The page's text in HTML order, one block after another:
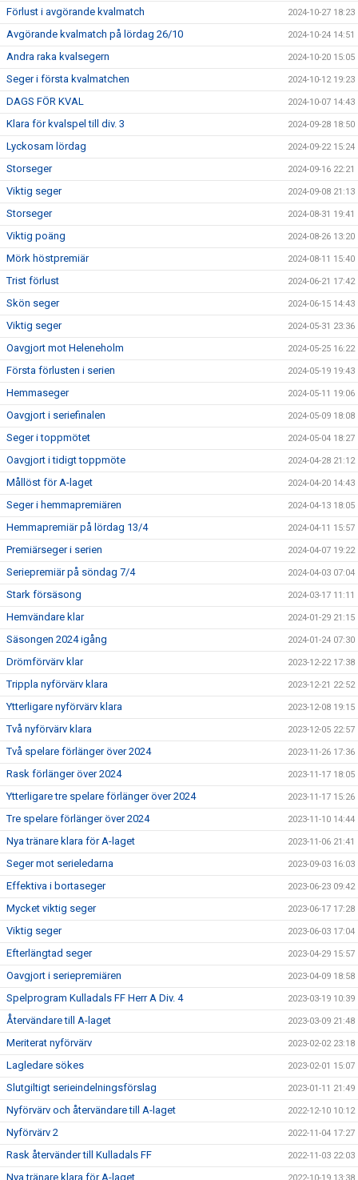
Förlust i avgörande kvalmatch 2024-10-27 18:23
Avgörande kvalmatch på lördag 26/10 2024-10-24 14:51
Andra raka kvalsegern 2024-10-20 15:05
Seger i första kvalmatchen 2024-10-12 19:23
DAGS FÖR KVAL 2024-10-07 14:43
Klara för kvalspel till div. 3 2024-09-28 18:50
Lyckosam lördag 2024-09-22 15:24
Storseger 2024-09-16 22:21
Viktig seger 2024-09-08 21:13
Storseger 2024-08-31 19:41
Viktig poäng 2024-08-26 13:20
Mörk höstpremiär 2024-08-11 15:40
Trist förlust 2024-06-21 17:42
Skön seger 2024-06-15 14:43
Viktig seger 2024-05-31 23:36
Oavgjort mot Heleneholm 2024-05-25 16:22
Första förlusten i serien 2024-05-19 19:43
Hemmaseger 2024-05-11 19:06
Oavgjort i seriefinalen 2024-05-09 18:08
Seger i toppmötet 2024-05-04 18:27
Oavgjort i tidigt toppmöte 2024-04-28 21:12
Mållöst för A-laget 2024-04-20 14:43
Seger i hemmapremiären 2024-04-13 18:05
Hemmapremiär på lördag 13/4 2024-04-11 15:57
Premiärseger i serien 2024-04-07 19:22
Seriepremiär på söndag 7/4 2024-04-03 07:04
Stark försäsong 2024-03-17 11:11
Hemvändare klar 2024-01-29 21:15
Säsongen 2024 igång 2024-01-24 07:30
Drömförvärv klar 2023-12-22 17:38
Trippla nyförvärv klara 2023-12-21 22:52
Ytterligare nyförvärv klara 2023-12-08 19:15
Två nyförvärv klara 2023-12-05 22:57
Två spelare förlänger över 2024 2023-11-26 17:36
Rask förlänger över 2024 2023-11-17 18:05
Ytterligare tre spelare förlänger över 2024 2023-11-17 15:26
Tre spelare förlänger över 2024 2023-11-10 14:44
Nya tränare klara för A-laget 2023-11-06 21:41
Seger mot serieledarna 2023-09-03 16:03
Effektiva i bortaseger 2023-06-23 09:42
Mycket viktig seger 2023-06-17 17:28
Viktig seger 2023-06-03 17:04
Efterlängtad seger 2023-04-29 15:57
Oavgjort i seriepremiären 2023-04-09 18:58
Spelprogram Kulladals FF Herr A Div. 4 2023-03-19 10:39
Återvändare till A-laget 2023-03-09 21:48
Meriterat nyförvärv 2023-02-02 23:18
Lagledare sökes 2023-02-01 15:07
Slutgiltigt serieindelningsförslag 2023-01-11 21:49
Nyförvärv och återvändare till A-laget 2022-12-10 10:12
Nyförvärv 2 2022-11-04 17:27
Rask återvänder till Kulladals FF 2022-11-03 22:03
Nya tränare klara för A-laget